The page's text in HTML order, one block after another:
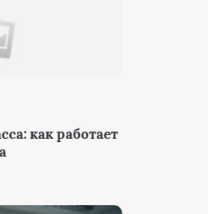
как работает